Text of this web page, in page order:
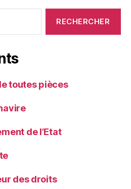
toutes pièces
de l’Etat
des droits